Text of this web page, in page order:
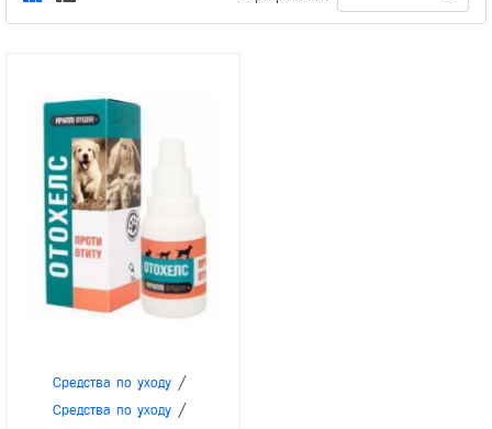
Средства по уходу /
Средства по уходу /